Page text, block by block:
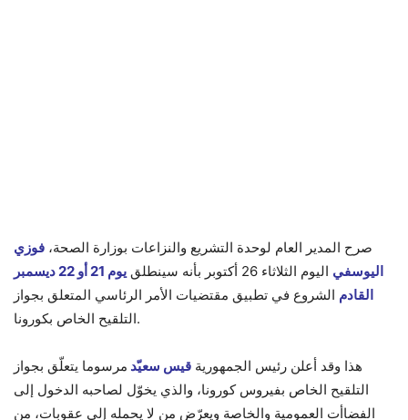
صرح المدير العام لوحدة التشريع والنزاعات بوزارة الصحة، فوزي
اليوسفي اليوم الثلاثاء 26 أكتوبر بأنه سينطلق
يوم 21 أو 22 ديسمبر
القادم الشروع في تطبيق مقتضيات الأمر الرئاسي المتعلق بجواز
التلقيح الخاص بكورونا.
هذا وقد أعلن رئيس الجمهورية قيس سعيّد مرسوما يتعلّق بجواز
التلقيح الخاص بفيروس كورونا، والذي يخوّل لصاحبه الدخول إلى
الفضاأت العمومية والخاصة ويعرّض من لا يحمله إلى عقوبات، من